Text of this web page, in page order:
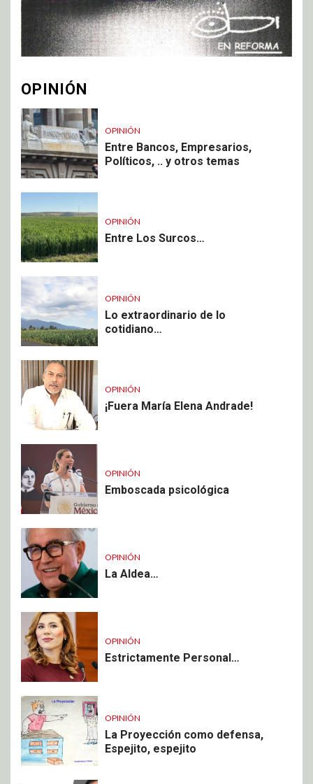
OPINIÓN
OPINIÓN
Entre Bancos, Empresarios,
Políticos, .. y otros temas
OPINIÓN
Entre Los Surcos…
OPINIÓN
Lo extraordinario de lo
cotidiano…
OPINIÓN
¡Fuera María Elena Andrade!
OPINIÓN
Emboscada psicológica
OPINIÓN
La Aldea…
OPINIÓN
Estrictamente Personal…
OPINIÓN
La Proyección como defensa,
Espejito, espejito